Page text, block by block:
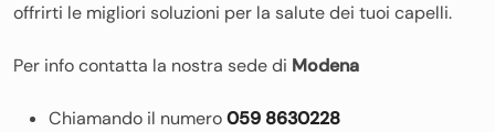
offrirti le migliori soluzioni per la salute dei tuoi capelli.
Per info contatta la nostra sede di Modena
Chiamando il numero059 8630228